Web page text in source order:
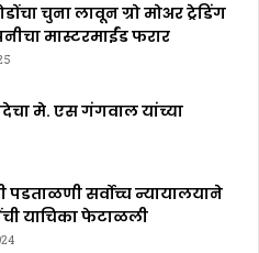
चुना लावून ग्रो मोअर ट्रेडिंग
मास्टरमाईंड फरार
मे. एस गंगवाल यांच्या
पडताळणी सर्वोच्च न्यायालयाने
याचिका फेटाळली